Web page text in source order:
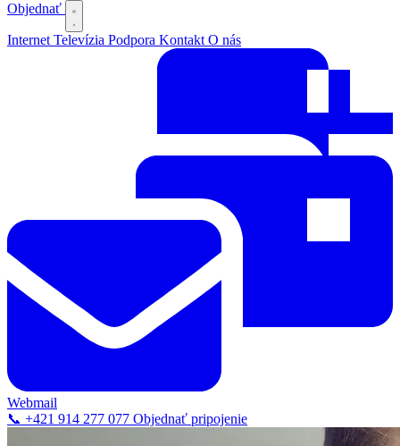
Objednať
Internet Televízia Podpora Kontakt O nás
Webmail
📞 +421 914 277 077 Objednať pripojenie